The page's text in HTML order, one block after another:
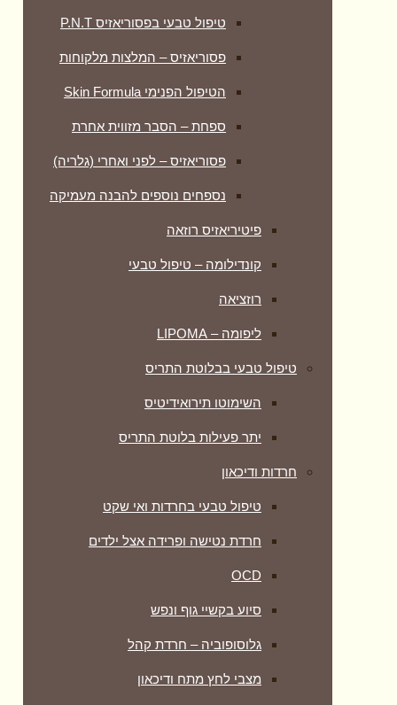
טיפול טבעי בפסוריאזיס P.N.T
פסוריאזיס – המלצות מלקוחות
הטיפול הפנימי Skin Formula
ספחת – הסבר מזווית אחרת
פסוריאזיס – לפני ואחרי (גלריה)
נספחים נוספים להבנה מעמיקה
פיטיריאזיס רוזאה
קונדילומה – טיפול טבעי
רוזציאה
ליפומה – LIPOMA
טיפול טבעי בבלוטת התריס
השימוטו תירואידיטיס
יתר פעילות בלוטת התריס
חרדות ודיכאון
טיפול טבעי בחרדות ואי שקט
חרדת נטישה ופרידה אצל ילדים
OCD
סיוע בקשיי גוף ונפש
גלוסופוביה – חרדת קהל
מצבי לחץ מתח ודיכאון